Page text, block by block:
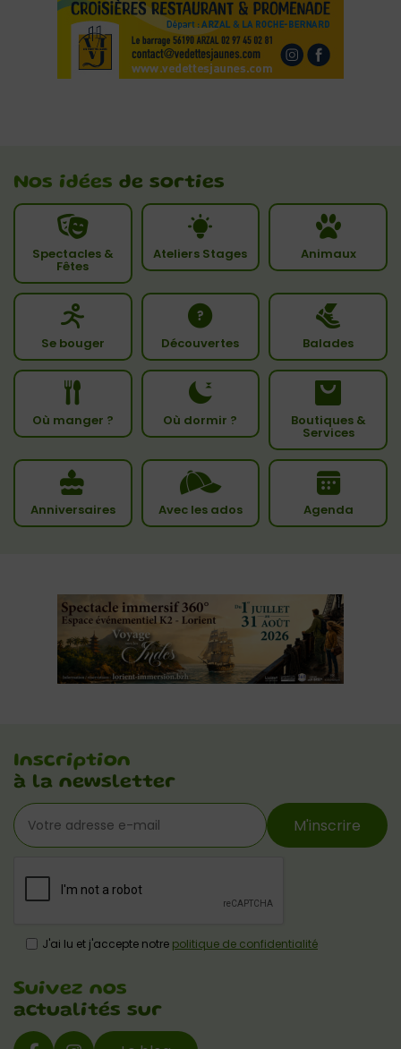
Nos idées de sorties
Spectacles &
Fêtes
Ateliers Stages Animaux
Se bouger Découvertes Balades
Où manger ? Où dormir ? Boutiques &
Services
Anniversaires Avec les ados Agenda
Inscription
à la newsletter
M'inscrire
J'ai lu et j'accepte notre politique de confidentialité
Suivez nos
actualités sur